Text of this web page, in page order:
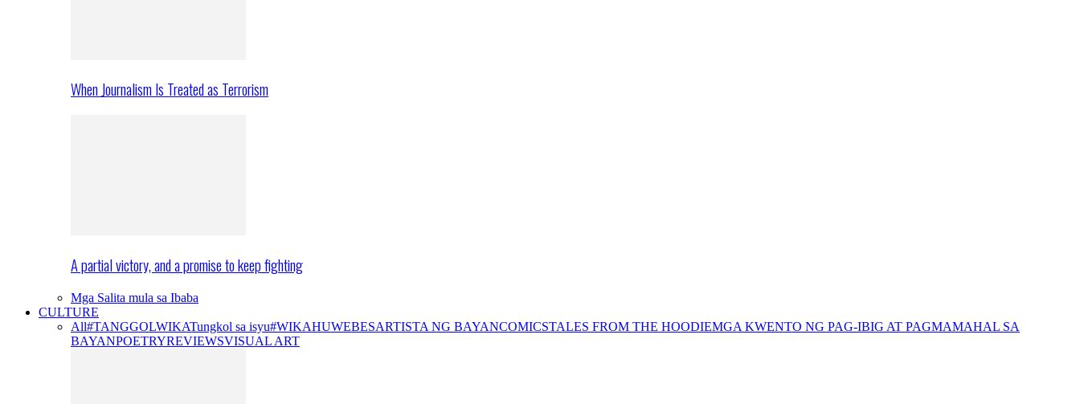
When Journalism Is Treated as Terrorism
A partial victory, and a promise to keep fighting
Mga Salita mula sa Ibaba
CULTURE
All#TANGGOLWIKATungkol sa isyu#WIKAHUWEBESARTISTA NG BAYANCOMICSTALES FROM THE HOODIEMGA KWENTO NG PAG-IBIG AT PAGMAMAHAL SA
BAYANPOETRYREVIEWSVISUAL ART